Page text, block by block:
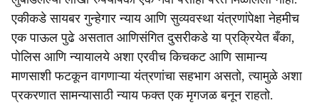
एकीकडे सायबर गुन्हेगार न्याय आणि सुव्यवस्था यंत्रणांपेक्षा नेहमीच
एक पाऊल पुढे असतात आणिसंगित दुसरीकडे या प्रक्रियेत बँका,
पोलिस आणि न्यायालये अशा एरवीच किचकट आणि सामान्य
माणसाशी फटकून वागणाऱ्या यंत्रणांचा सहभाग असतो, त्यामुळे अशा
प्रकरणात सामन्यासाठी न्याय फक्त एक मृगजळ बनून राहतो.